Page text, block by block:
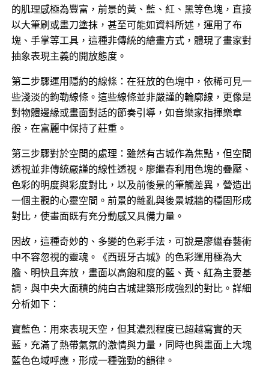
的肌理感極為豐富，前景的黃、藍、紅、黑等色塊，直接
以大筆刷或畫刀塗抹，甚至可能如資料所述，運用了布
塊、手掌等工具，這種非傳統的繪畫方式，體現了畫家對
抽象表現主義的開放態度。
第二步驟運用隱約的​線條：在狂放的色塊中，依稀可見一
些淺淡的鉤勒線條。這些線條並非嚴謹的輪廓線，更像是
對物體邊緣或畫面對話的節奏引導，如音樂家指揮樂章
般，在富麗中保持了莊重。
第三步驟對於空間的處理：雖然有古城作為焦點，但空間
透視並非傳統嚴謹的線性透視。廖繼春利用色塊的疊壓、
色彩的明度與彩度對比，以及前後景的筆觸差異，營造出
一個主觀的心靈空間。前景的雜亂與後景城牆的穩固形成
對比，使畫面既有充分動感又具備力量。
因故，這種奇妙的​、多變的色彩手法，可說是廖繼春藝術
中不容忽視的靈魂。《西班牙古城》的色彩運用極為大
膽、明快且奔放，畫面以高飽和度的藍、黃、紅為主要基
調，與中央大面積的純白古城建築形成強烈的對比。詳細
分析如下：
​寶藍色：用來表現天空，但其濃烈程度已超越寫實的天
藍，充滿了熱帶氣氛的激情與力量，同時也與畫面上大塊
藍色色域呼應，形成一種強勁的韻律。